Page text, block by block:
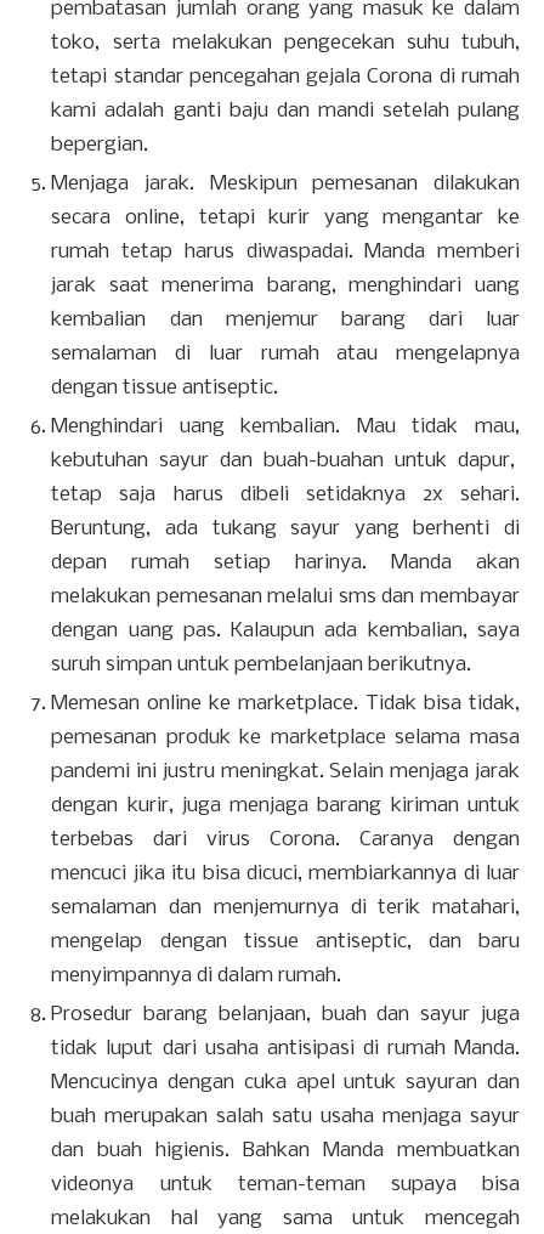
pembatasan jumlah orang yang masuk ke dalam
toko, serta melakukan pengecekan suhu tubuh,
tetapi standar pencegahan gejala Corona di rumah
kami adalah ganti baju dan mandi setelah pulang
bepergian.
Menjaga jarak. Meskipun pemesanan dilakukan
secara online, tetapi kurir yang mengantar ke
rumah tetap harus diwaspadai. Manda memberi
jarak saat menerima barang, menghindari uang
kembalian dan menjemur barang dari luar
semalaman di luar rumah atau mengelapnya
dengan tissue antiseptic.
Menghindari uang kembalian. Mau tidak mau,
kebutuhan sayur dan buah-buahan untuk dapur,
tetap saja harus dibeli setidaknya 2x sehari.
Beruntung, ada tukang sayur yang berhenti di
depan rumah setiap harinya. Manda akan
melakukan pemesanan melalui sms dan membayar
dengan uang pas. Kalaupun ada kembalian, saya
suruh simpan untuk pembelanjaan berikutnya.
Memesan online ke marketplace. Tidak bisa tidak,
pemesanan produk ke marketplace selama masa
pandemi ini justru meningkat. Selain menjaga jarak
dengan kurir, juga menjaga barang kiriman untuk
terbebas dari virus Corona. Caranya dengan
mencuci jika itu bisa dicuci, membiarkannya di luar
semalaman dan menjemurnya di terik matahari,
mengelap dengan tissue antiseptic, dan baru
menyimpannya di dalam rumah.
Prosedur barang belanjaan, buah dan sayur juga
tidak luput dari usaha antisipasi di rumah Manda.
Mencucinya dengan cuka apel untuk sayuran dan
buah merupakan salah satu usaha menjaga sayur
dan buah higienis. Bahkan Manda membuatkan
videonya untuk teman-teman supaya bisa
melakukan hal yang sama untuk mencegah